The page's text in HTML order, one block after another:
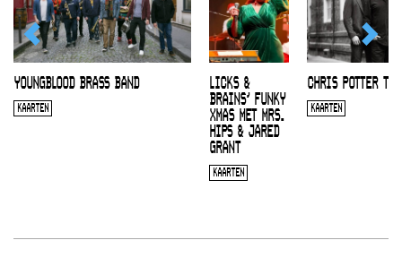
YOUNGBLOOD BRASS BAND
KAARTEN
LICKS &
BRAINS’ FUNKY
XMAS MET MRS.
HIPS & JARED
GRANT
KAARTEN
CHRIS POTTER
KAARTEN